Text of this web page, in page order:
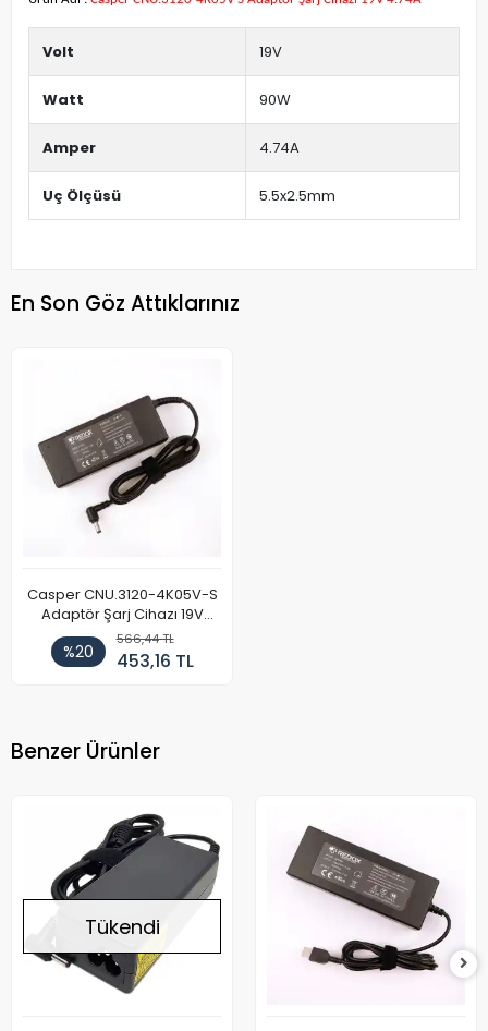
Volt 19V
Watt 90W
Amper 4.74A
Uç Ölçüsü 5.5x2.5mm
En Son Göz Attıklarınız
Casper CNU.3120-4K05V-S
Adaptör Şarj Cihazı 19V
4.74A
%20
566,44 TL
453,16 TL
Benzer Ürünler
Tükendi